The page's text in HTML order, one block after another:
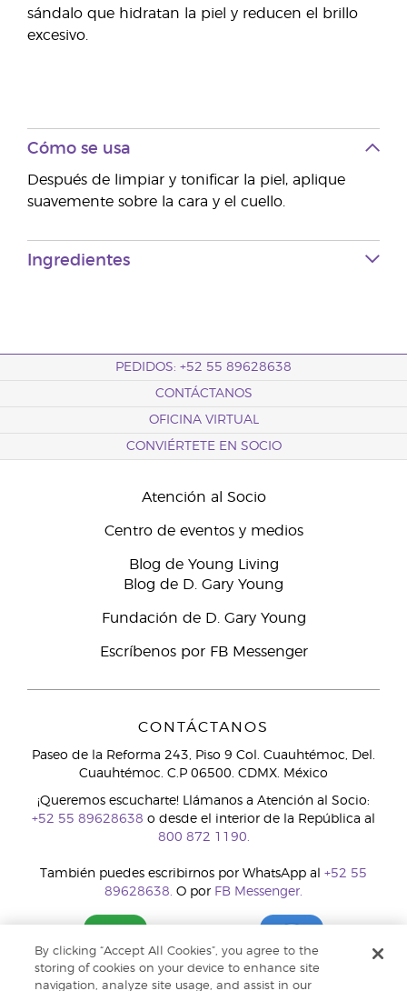
sándalo que hidratan la piel y reducen el brillo
excesivo.
Cómo se usa
Después de limpiar y tonificar la piel, aplique
suavemente sobre la cara y el cuello.
Ingredientes
PEDIDOS: +52 55 89628638
CONTÁCTANOS
OFICINA VIRTUAL
CONVIÉRTETE EN SOCIO
Atención al Socio
Centro de eventos y medios
Blog de Young Living
Blog de D. Gary Young
Fundación de D. Gary Young
Escríbenos por FB Messenger
CONTÁCTANOS
Paseo de la Reforma 243, Piso 9 Col. Cuauhtémoc, Del.
Cuauhtémoc. C.P 06500. CDMX. México
¡Queremos escucharte! Llámanos a Atención al Socio:
+52 55 89628638 o desde el interior de la República al
800 872 1190.
También puedes escribirnos por WhatsApp al +52 55
89628638. O por FB Messenger.
By clicking “Accept All Cookies”, you agree to the
storing of cookies on your device to enhance site
navigation, analyze site usage, and assist in our